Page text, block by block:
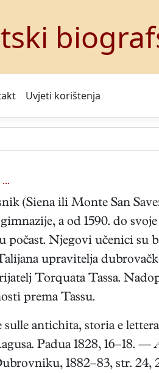
Uvjeti korištenja
(Siena ili Monte San
a od 1590. do
počast. Njegovi učenici
upravitelja
Torquata Tassa.
prema Tassu.
antichita, storia e
Padua 1828, 16–18. —
1882–83, str. 24,